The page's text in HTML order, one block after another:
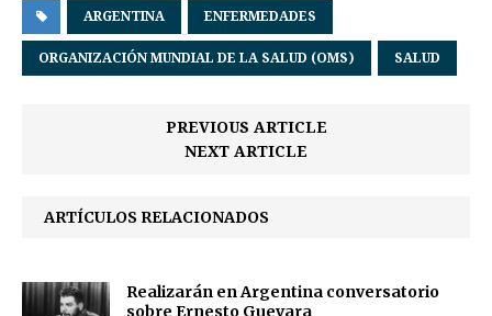
ARGENTINA ENFERMEDADES
ORGANIZACIÓN MUNDIAL DE LA SALUD (OMS) SALUD
PREVIOUS ARTICLE
NEXT ARTICLE
ARTÍCULOS RELACIONADOS
Realizarán en Argentina conversatorio
sobre Ernesto Guevara